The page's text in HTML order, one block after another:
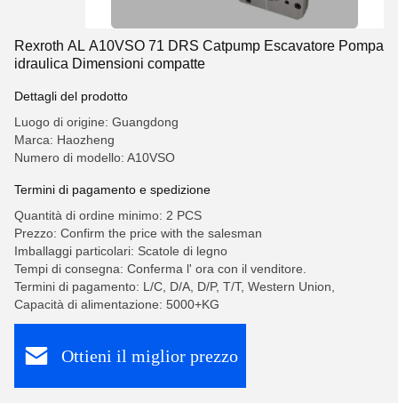
Rexroth AL A10VSO 71 DRS Catpump Escavatore Pompa
idraulica Dimensioni compatte
Dettagli del prodotto
Luogo di origine: Guangdong
Marca: Haozheng
Numero di modello: A10VSO
Termini di pagamento e spedizione
Quantità di ordine minimo: 2 PCS
Prezzo: Confirm the price with the salesman
Imballaggi particolari: Scatole di legno
Tempi di consegna: Conferma l' ora con il venditore.
Termini di pagamento: L/C, D/A, D/P, T/T, Western Union,
Capacità di alimentazione: 5000+KG
Ottieni il miglior prezzo